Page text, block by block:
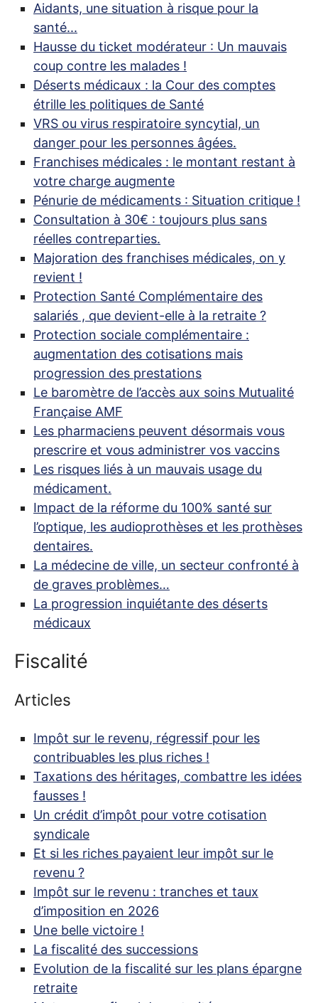
Aidants, une situation à risque pour la
santé...
Hausse du ticket modérateur : Un mauvais
coup contre les malades !
Déserts médicaux : la Cour des comptes
étrille les politiques de Santé
VRS ou virus respiratoire syncytial, un
danger pour les personnes âgées.
Franchises médicales : le montant restant à
votre charge augmente
Pénurie de médicaments : Situation critique !
Consultation à 30€ : toujours plus sans
réelles contreparties.
Majoration des franchises médicales, on y
revient !
Protection Santé Complémentaire des
salariés , que devient-elle à la retraite ?
Protection sociale complémentaire :
augmentation des cotisations mais
progression des prestations
Le baromètre de l’accès aux soins Mutualité
Française AMF
Les pharmaciens peuvent désormais vous
prescrire et vous administrer vos vaccins
Les risques liés à un mauvais usage du
médicament.
Impact de la réforme du 100% santé sur
l’optique, les audioprothèses et les prothèses
dentaires.
La médecine de ville, un secteur confronté à
de graves problèmes…
La progression inquiétante des déserts
médicaux
Fiscalité
Articles
Impôt sur le revenu, régressif pour les
contribuables les plus riches !
Taxations des héritages, combattre les idées
fausses !
Un crédit d’impôt pour votre cotisation
syndicale
Et si les riches payaient leur impôt sur le
revenu ?
Impôt sur le revenu : tranches et taux
d’imposition en 2026
Une belle victoire !
La fiscalité des successions
Evolution de la fiscalité sur les plans épargne
retraite